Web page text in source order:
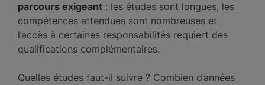
parcours exigeant : les études sont longues, les
compétences attendues sont nombreuses et
l’accès à certaines responsabilités requiert des
qualifications complémentaires.
Quelles études faut-il suivre ? Combien d’années